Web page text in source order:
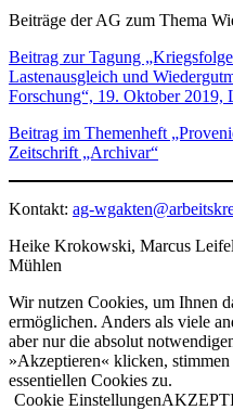
Beiträge der AG zum Thema
Beitrag zur Tagung
Lastenausgleich und
Forschung“, 19. Oktober 2019,
Beitrag im Themenheft
Zeitschrift „Archivar“
Kontakt: ag-
Heike Krokowski, Marcus
Mühlen
Wir nutzen Cookies, um Ihnen
ermöglichen. Anders als viele
aber nur die absolut
»Akzeptieren« klicken,
essentiellen Cookies zu.
Cookie Einstellungen